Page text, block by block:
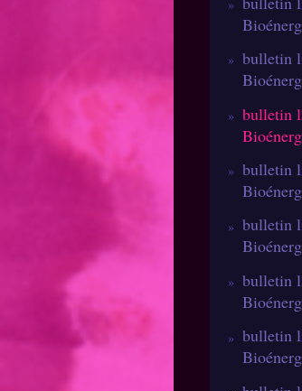
bulletin
bulletin
bulletin
bulletin
bulletin
bulletin